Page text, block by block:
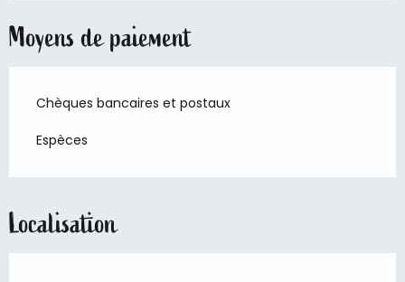
Moyens de paiement
Chèques bancaires et postaux
Espèces
Localisation